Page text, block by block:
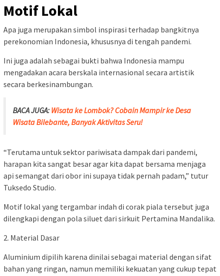
Motif Lokal
Apa juga merupakan simbol inspirasi terhadap bangkitnya
perekonomian Indonesia, khususnya di tengah pandemi.
Ini juga adalah sebagai bukti bahwa Indonesia mampu
mengadakan acara berskala internasional secara artistik
secara berkesinambungan.
BACA JUGA: Wisata ke Lombok? Cobain Mampir ke Desa
Wisata Bilebante, Banyak Aktivitas Seru!
“Terutama untuk sektor pariwisata dampak dari pandemi,
harapan kita sangat besar agar kita dapat bersama menjaga
api semangat dari obor ini supaya tidak pernah padam,” tutur
Tuksedo Studio.
Motif lokal yang tergambar indah di corak piala tersebut juga
dilengkapi dengan pola siluet dari sirkuit Pertamina Mandalika.
2. Material Dasar
Aluminium dipilih karena dinilai sebagai material dengan sifat
bahan yang ringan, namun memiliki kekuatan yang cukup tepat